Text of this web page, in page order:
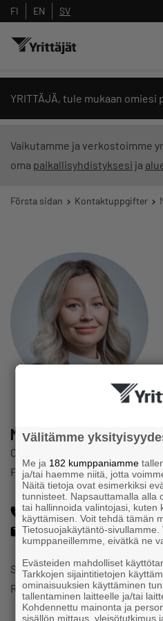
FI EN SV
YRITTÄJÄ, tule mukaan omiesi
Vaikutamme ja verkostoimme
oma paikallisyhdistyksesi ja
Första sidan Kontaktuppgifter
Mira-Maria Danisman
Chef för EU-kontoret
Företagarna i Finland
+32 497 394 802
mira-
Spaces European District
Rue Belliard 40, Brussels 1040,
Välitämme
Me ja 182 kumppaniamme
ja/tai haemme niitä, jotta
Näitä tietoja ovat esimerkiksi
tunnisteet. Napsauttamalla alla
tai hallinnoida valintojasi, kuten
käyttämisen. Voit tehdä tämän
Tietosuojakäytäntö-sivullamme.
kumppaneillemme, eivätkä ne
Evästeiden mahdolliset
Tarkkojen sijaintitietojen
ominaisuuksien käyttäminen
tallentaminen laitteelle ja/tai
Kohdennettu mainonta ja
sisällön mittaus, yleisötutkimus